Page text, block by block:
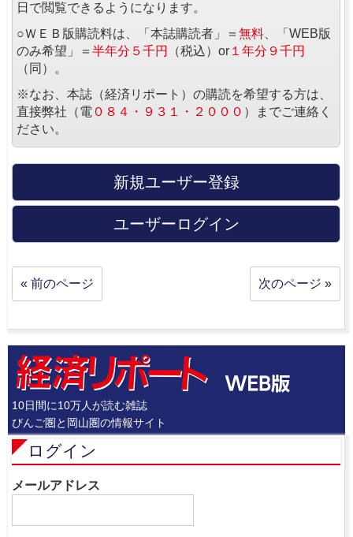
日で閲覧できるようになります。
○ＷＥＢ版購読料は、「本誌購読者」＝ 無料 、「WEB版
のみ希望」＝ 半年分５千円 （税込）or １年分９千円
（同）。
※なお、本誌（経済リポート）の購読を希望する方は、
直接弊社（電 ０８４・９３１・２０００ ）までご連絡く
ださい。
新規ユーザー登録
ユーザーログイン
« 前のページ 次のページ »
10日間に10万人が読む雑誌
びんご圏と岡山圏の情報サイト
ログイン
メールアドレス